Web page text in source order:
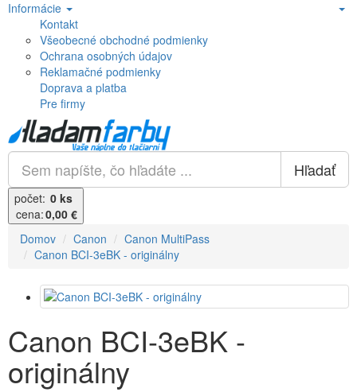
Informácie
Kontakt
Všeobecné obchodné podmienky
Ochrana osobných údajov
Reklamačné podmienky
Doprava a platba
Pre firmy
Hľadať
počet: 0 ks
cena:0,00 €
Domov
Canon
Canon MultiPass
Canon BCI-3eBK - originálny
Canon BCI-3eBK -
originálny